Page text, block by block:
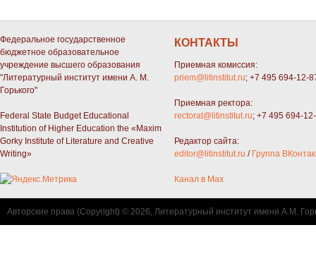
Федеральное государственное
бюджетное образовательное
учреждение высшего образования
"Литературный институт имени А. М.
Горького"
Federal State Budget Educational
Institution of Higher Education the «Maxim
Gorky Institute of Literature and Creative
Writing»
КОНТАКТЫ
Приемная комиссия:
priem@litinstitut.ru; +7 495 694-12-
Приемная ректора:
rectorat@litinstitut.ru; +7 495 694-
Редактор сайта:
editor@litinstitut.ru / Группа
Канал в Max
Авторские права (Copyright) © 2026, Литературный институт имени А.М.